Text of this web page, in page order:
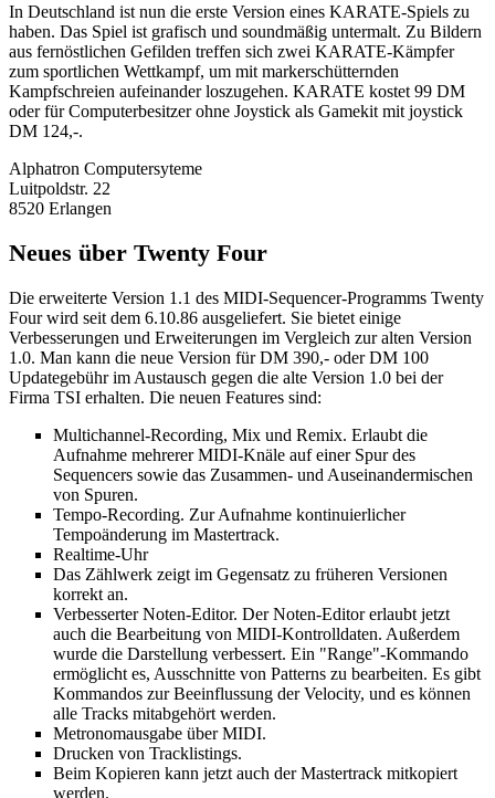
In Deutschland ist nun die erste Version eines KARATE-Spiels zu
haben. Das Spiel ist grafisch und soundmäßig untermalt. Zu Bildern
aus fernöstlichen Gefilden treffen sich zwei KARATE-Kämpfer
zum sportlichen Wettkampf, um mit markerschütternden
Kampfschreien aufeinander loszugehen. KARATE kostet 99 DM
oder für Computerbesitzer ohne Joystick als Gamekit mit joystick
DM 124,-.
Alphatron Computersyteme
Luitpoldstr. 22
8520 Erlangen
Neues über Twenty Four
Die erweiterte Version 1.1 des MIDI-Sequencer-Programms Twenty
Four wird seit dem 6.10.86 ausgeliefert. Sie bietet einige
Verbesserungen und Erweiterungen im Vergleich zur alten Version
1.0. Man kann die neue Version für DM 390,- oder DM 100
Updategebühr im Austausch gegen die alte Version 1.0 bei der
Firma TSI erhalten. Die neuen Features sind:
Multichannel-Recording, Mix und Remix. Erlaubt die
Aufnahme mehrerer MIDI-Knäle auf einer Spur des
Sequencers sowie das Zusammen- und Auseinandermischen
von Spuren.
Tempo-Recording. Zur Aufnahme kontinuierlicher
Tempoänderung im Mastertrack.
Realtime-Uhr
Das Zählwerk zeigt im Gegensatz zu früheren Versionen
korrekt an.
Verbesserter Noten-Editor. Der Noten-Editor erlaubt jetzt
auch die Bearbeitung von MIDI-Kontrolldaten. Außerdem
wurde die Darstellung verbessert. Ein "Range"-Kommando
ermöglicht es, Ausschnitte von Patterns zu bearbeiten. Es gibt
Kommandos zur Beeinflussung der Velocity, und es können
alle Tracks mitabgehört werden.
Metronomausgabe über MIDI.
Drucken von Tracklistings.
Beim Kopieren kann jetzt auch der Mastertrack mitkopiert
werden.